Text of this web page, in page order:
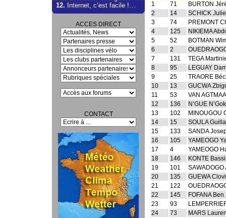
12.Internet, c’est facile !…
ACCES DIRECT
CONTACT
1
71
BURTON
2
14
SCHICK
3
74
PREMONT
4
125
NIKIEMA
5
52
BOTMAN
6
2
7
131
TEGA
8
95
LEGUAY
9
25
TRAORE
10
13
GUCWA
11
53
VAN
12
136
N’GUE
13
102
MINOUGOU
14
15
SOULA
15
133
SANDA
16
105
YAMEOGO
17
4
YAMEOGO
18
146
KONTE
19
101
20
135
GUEWA
21
122
22
145
FOFANA
23
93
24
73
MARS